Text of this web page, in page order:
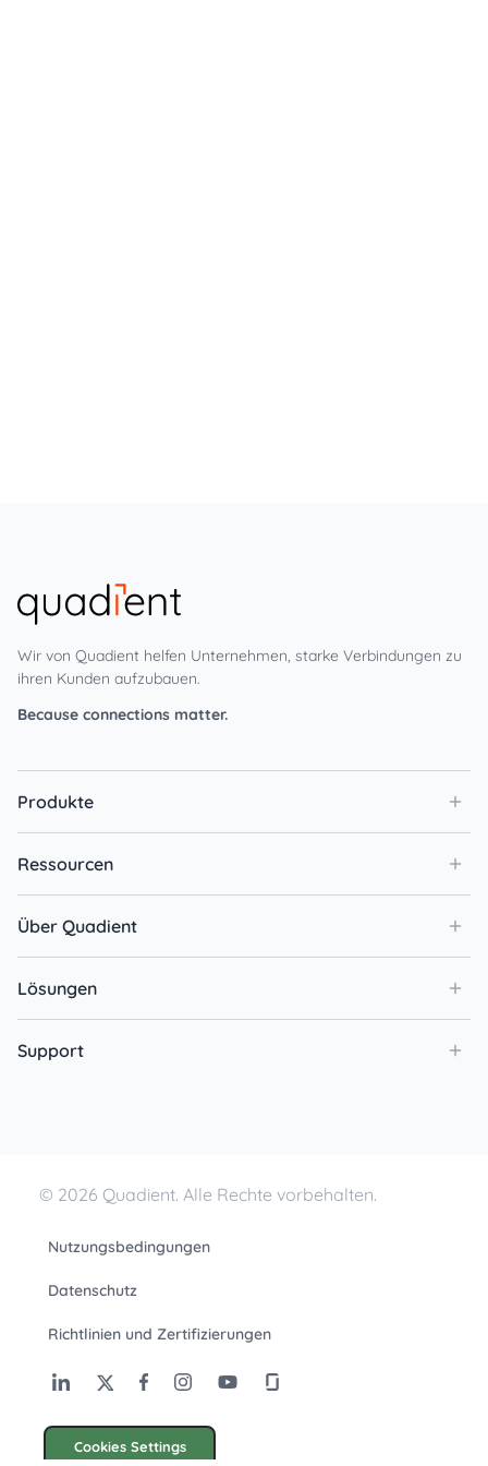
Wir von Quadient helfen Unternehmen, starke Verbindungen zu
ihren Kunden aufzubauen.
Because connections matter.
Produkte
Ressourcen
Über Quadient
Lösungen
Support
© 2026 Quadient. Alle Rechte vorbehalten.
Nutzungsbedingungen
Datenschutz
Richtlinien und Zertifizierungen
Cookies Settings